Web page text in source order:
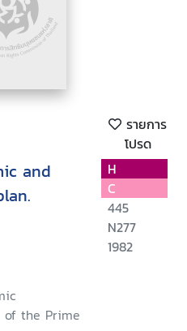
รายการ
โปรด
and
of the Prime
H
C
445
N277
1982